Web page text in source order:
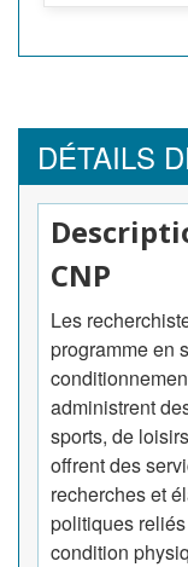
DÉTAILS
CNP
Les
programme en
administrent
sports, de
offrent des
recherches et
politiques
condition